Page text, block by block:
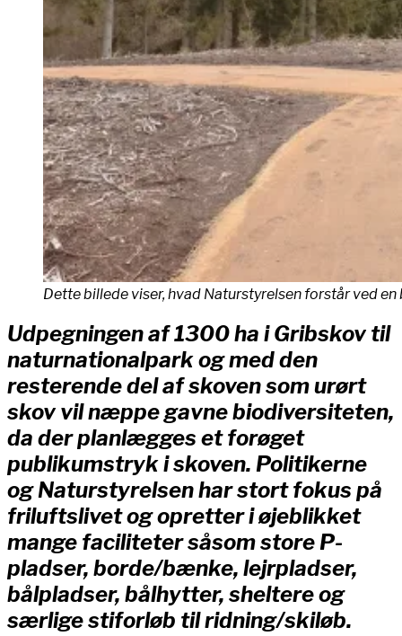
Dette billede viser, hvad Naturstyrelsen forstår ved
Udpegningen af 1300 ha i Gribskov til
naturnationalpark og med den
resterende del af skoven som urørt
skov vil næppe gavne biodiversiteten,
da der planlægges et forøget
publikumstryk i skoven. Politikerne
og Naturstyrelsen har stort fokus på
friluftslivet og opretter i øjeblikket
mange faciliteter såsom store P-
pladser, borde/bænke, lejrpladser,
bålpladser, bålhytter, sheltere og
særlige stiforløb til ridning/skiløb.